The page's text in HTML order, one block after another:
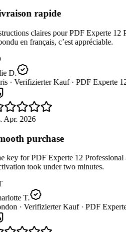
rapide
claires pour PDF Experte 12
en français, c’est appréciable.
D.
· Verifizierter Kauf · PDF Experte
Apr. 2026
purchase
key for PDF Experte 12 Professional
took under two minutes.
T.
· Verifizierter Kauf · PDF